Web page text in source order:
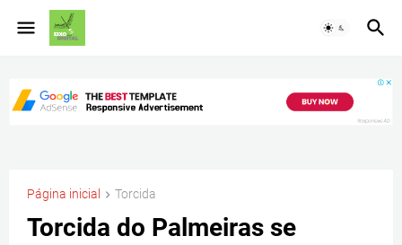
Página inicial Torcida
Torcida do Palmeiras se